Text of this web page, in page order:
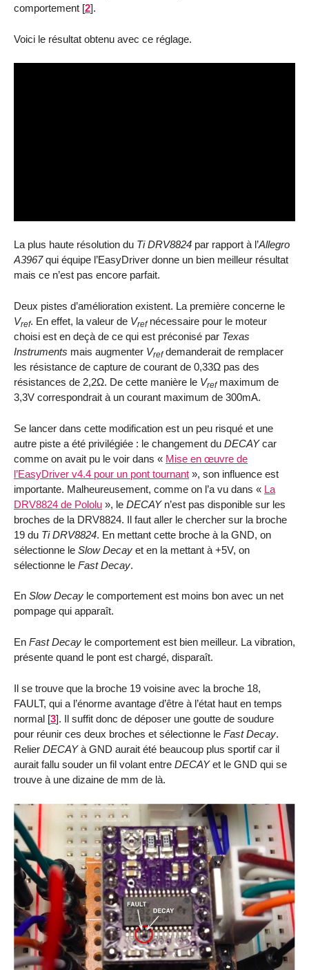
comportement [2].
Voici le résultat obtenu avec ce réglage.
La plus haute résolution du Ti DRV8824 par rapport à l’Allegro
A3967qui équipe l’EasyDriver donne un bien meilleur résultat
mais ce n’est pas encore parfait.
Deux pistes d’amélioration existent. La première concerne le
Vref. En effet, la valeur de Vrefnécessaire pour le moteur
choisi est en deçà de ce qui est préconisé par Texas
Instruments mais augmenter Vrefdemanderait de remplacer
les résistance de capture de courant de 0,33Ω pas des
résistances de 2,2Ω. De cette manière le Vrefmaximum de
3,3V correspondrait à un courant maximum de 300mA.
Se lancer dans cette modification est un peu risqué et une
autre piste a été privilégiée : le changement du DECAYcar
comme on avait pu le voir dans « Mise en œuvre de
l’EasyDriver v4.4 pour un pont tournant », son influence est
importante. Malheureusement, comme on l’a vu dans « La
DRV8824 de Pololu », le DECAYn’est pas disponible sur les
broches de la DRV8824. Il faut aller le chercher sur la broche
19 du Ti DRV8824. En mettant cette broche à la GND, on
sélectionne le Slow Decay et en la mettant à +5V, on
sélectionne le Fast Decay.
En Slow Decay le comportement est moins bon avec un net
pompage qui apparaît.
En Fast Decay le comportement est bien meilleur. La vibration,
présente quand le pont est chargé, disparaît.
Il se trouve que la broche 19 voisine avec la broche 18,
FAULT, qui a l’énorme avantage d’être à l’état haut en temps
normal [3]. Il suffit donc de déposer une goutte de soudure
pour réunir ces deux broches et sélectionne le Fast Decay.
Relier DECAYà GND aurait été beaucoup plus sportif car il
aurait fallu souder un fil volant entre DECAYet le GND qui se
trouve à une dizaine de mm de là.